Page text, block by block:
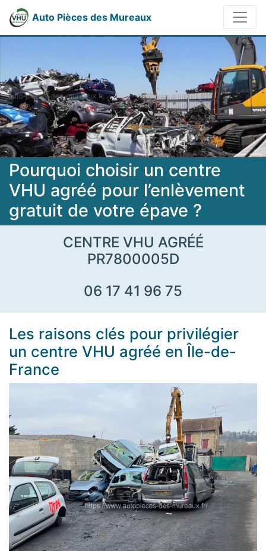
Auto Pièces des Mureaux
Pourquoi choisir un centre
VHU agréé pour l’enlèvement
gratuit de votre épave ?
CENTRE VHU AGRÉÉ
PR7800005D
06 17 41 96 75
Les raisons clés pour privilégier
un centre VHU agréé en Île-de-
France